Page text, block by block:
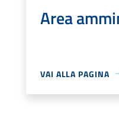
Area
VAI ALLA PAGINA